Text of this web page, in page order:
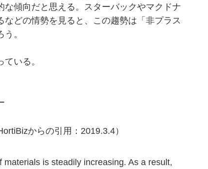
傾向だと思える。スターバックやマクドナ
どの情勢を見ると、この趨勢は「非プラス
。
いる。
からの引用：2019.3.4）
is steadily increasing. As a result,